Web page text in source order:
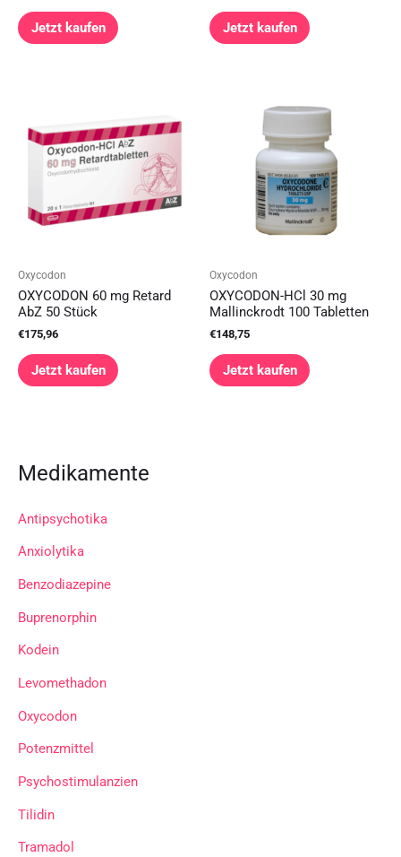
Jetzt kaufen Jetzt kaufen
Oxycodon
OXYCODON 60 mg Retard
AbZ 50 Stück
€175,96
Jetzt kaufen
Oxycodon
OXYCODON-HCl 30 mg
Mallinckrodt 100 Tabletten
€148,75
Jetzt kaufen
Medikamente
Antipsychotika
Anxiolytika
Benzodiazepine
Buprenorphin
Kodein
Levomethadon
Oxycodon
Potenzmittel
Psychostimulanzien
Tilidin
Tramadol